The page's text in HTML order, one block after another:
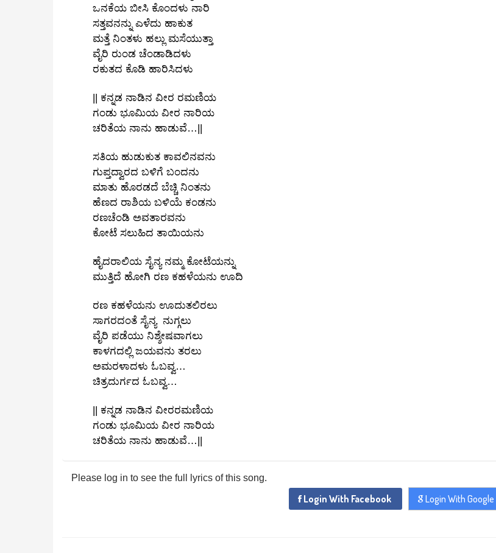
ಒನಕೆಯ ಬೀಸಿ ಕೊಂದಳು ನಾರಿ
ಸತ್ತವನನ್ನು ಎಳೆದು ಹಾಕುತ
ಮತ್ತೆ ನಿಂತಳು ಹಲ್ಲು ಮಸೆಯುತ್ತಾ
ವೈರಿ ರುಂಡ ಚೆಂಡಾಡಿದಳು
ರಕುತದ ಕೊಡಿ ಹಾರಿಸಿದಳು
|| ಕನ್ನಡ ನಾಡಿನ ವೀರ ರಮಣಿಯ
ಗಂಡು ಭೂಮಿಯ ವೀರ ನಾರಿಯ
ಚರಿತೆಯ ನಾನು ಹಾಡುವೆ…||
ಸತಿಯ ಹುಡುಕುತ ಕಾವಲಿನವನು
ಗುಪ್ತದ್ವಾರದ ಬಳಿಗೆ ಬಂದನು
ಮಾತು ಹೊರಡದೆ ಬೆಚ್ಚಿ ನಿಂತನು
ಹೆಣದ ರಾಶಿಯ ಬಳಿಯೆ ಕಂಡನು
ರಣಚೆಂಡಿ ಅವತಾರವನು
ಕೋಟೆ ಸಲುಹಿದ ತಾಯಿಯನು
ಹೈದರಾಲಿಯ ಸೈನ್ಯ ನಮ್ಮ ಕೋಟೆಯನ್ನು
ಮುತ್ತಿದೆ ಹೋಗಿ ರಣ ಕಹಳೆಯನು ಊದಿ
ರಣ ಕಹಳೆಯನು ಊದುತಲಿರಲು
ಸಾಗರದಂತೆ ಸೈನ್ಯ ನುಗ್ಗಲು
ವೈರಿ ಪಡೆಯು ನಿಶ್ಶೇಷವಾಗಲು
ಕಾಳಗದಲ್ಲಿ ಜಯವನು ತರಲು
ಅಮರಳಾದಳು ಓಬವ್ವ…
ಚಿತ್ರದುರ್ಗದ ಓಬವ್ವ…
|| ಕನ್ನಡ ನಾಡಿನ ವೀರರಮಣಿಯ
ಗಂಡು ಭೂಮಿಯ ವೀರ ನಾರಿಯ
ಚರಿತೆಯ ನಾನು ಹಾಡುವೆ…||
Please log in to see the full lyrics of this song.
Login With Facebook Login With Google